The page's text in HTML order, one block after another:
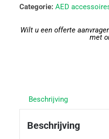
Categorie: AED
Wilt u een offerte
met
Beschrijving
Beschrijving